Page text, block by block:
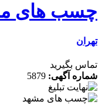
چسب های
تهران
تماس بگیرید
شماره آگهی: 5879